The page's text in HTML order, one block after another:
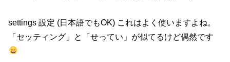
settings 設定 (日本語でもOK) これはよく使いますよね。
「セッティング」と「せってい」が似てるけど偶然です